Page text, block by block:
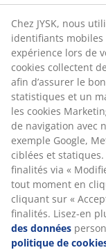
Notes
(5)
Livraison
Chez JYSK, nous
identifiants
expérience lors de
cookies collectent
afin d’assurer le
statistiques et un
les cookies
de navigation avec
exemple Google,
ciblées et
finalités via «
tout moment en
cliquant sur «
finalités. Lisez-en
des données
politique de